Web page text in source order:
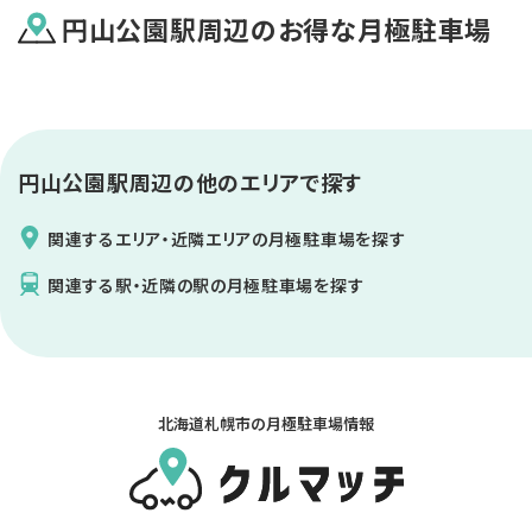
円山公園駅周辺のお得な月極駐車場
円山公園駅周辺の他のエリアで探す
関連するエリア・近隣エリアの月極駐車場を探す
関連する駅・近隣の駅の月極駐車場を探す
北海道札幌市の月極駐車場情報